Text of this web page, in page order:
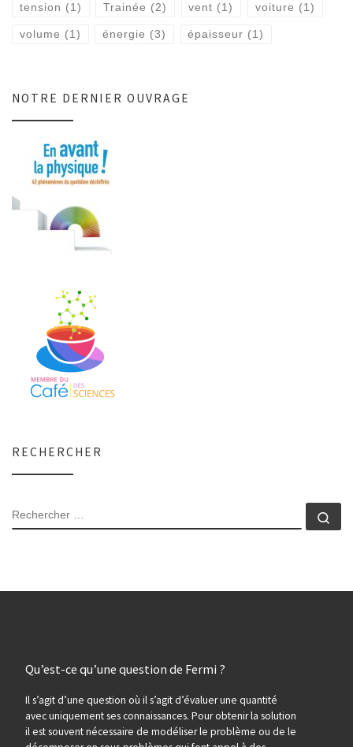
tension (1) Trainée (2) vent (1) voiture (1)
volume (1) énergie (3) épaisseur (1)
NOTRE DERNIER OUVRAGE
RECHERCHER
RECHERCHER
Qu’est-ce qu’une question de Fermi ?
Il s’agit d’une question où il s’agit d’évaluer une quantité
avec uniquement ses connaissances. Pour obtenir la solution
il est souvent nécessaire de modéliser le problème ou de le